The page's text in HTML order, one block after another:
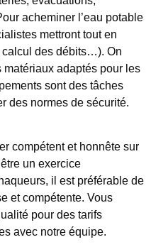
acheminer l’eau potable
mettront tout en
calcul des débits…). On
adaptés pour les
sont des tâches
des normes de sécurité.
compétent et honnête sur
un exercice
il est préférable de
et compétente. Vous
pour des tarifs
avec notre équipe.